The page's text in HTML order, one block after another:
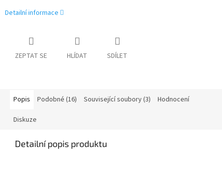
Detailní informace
ZEPTAT SE HLÍDAT SDÍLET
Popis Podobné (16) Související soubory (3) Hodnocení
Diskuze
Detailní popis produktu